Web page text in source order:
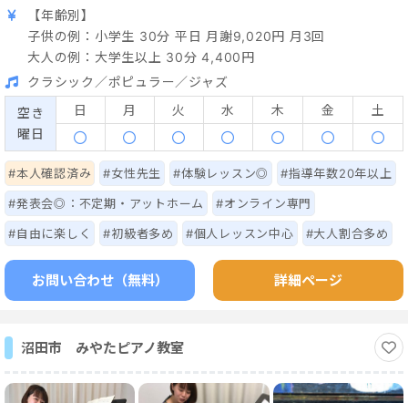
会を行っています。 教室のピアノは、アンティークスタンウェイ
のグランドピアノ❣️広いレッスン室でのびのびレッスンしていま
す。 ピアノを始めたいと思ったら、その時が、始めどきです❣️ぜ
ひ、一度体験レッスンにいらしてくださいね。
【年齢別】
子供の例：小学生 30分 平日 月謝9,020円 月3回
大人の例：大学生以上 30分 4,400円
クラシック／ポピュラー／ジャズ
空き
曜日
日 月 火 水 木 金 土
#本人確認済み #女性先生 #体験レッスン◎ #指導年数20年以上
#発表会◎：不定期・アットホーム #オンライン専門
#自由に楽しく #初級者多め #個人レッスン中心 #大人割合多め
お問い合わせ（無料） 詳細ページ
沼田市 みやたピアノ教室